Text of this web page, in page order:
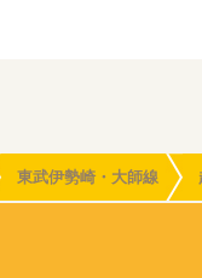
東武伊勢崎・大師線